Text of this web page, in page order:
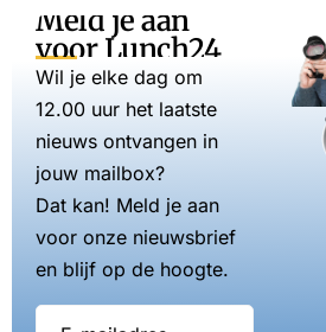
Meld je aan
voor Lunch24
Wil je elke dag om
12.00 uur het laatste
nieuws ontvangen in
jouw mailbox?
Dat kan! Meld je aan
voor onze nieuwsbrief
en blijf op de hoogte.